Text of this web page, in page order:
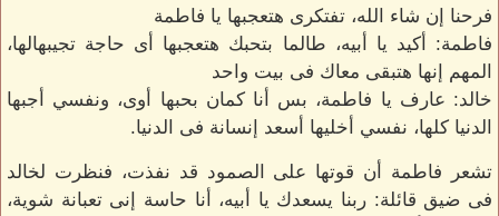
فرحنا إن شاء الله، تفتكرى هتعجبها يا فاطمة
فاطمة: أكيد يا أبيه، طالما بتحبك هتعجبها أى حاجة تجيبهالها،
المهم إنها هتبقى معاك فى بيت واحد
خالد: عارف يا فاطمة، بس أنا كمان بحبها أوى، ونفسي أجبها
الدنيا كلها، نفسي أخليها أسعد إنسانة فى الدنيا.
تشعر فاطمة أن قوتها على الصمود قد نفذت، فنظرت لخالد
فى ضيق قائلة: ربنا يسعدك يا أبيه، أنا حاسة إنى تعبانة شوية،